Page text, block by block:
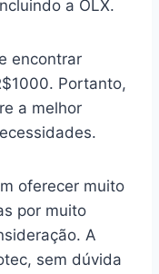
a OLX.
encontrar
Portanto,
a melhor
oferecer muito
por muito
A
sem dúvida